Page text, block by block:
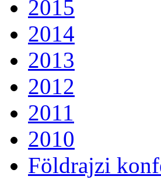
2015
2014
2013
2012
2011
2010
Földrajzi